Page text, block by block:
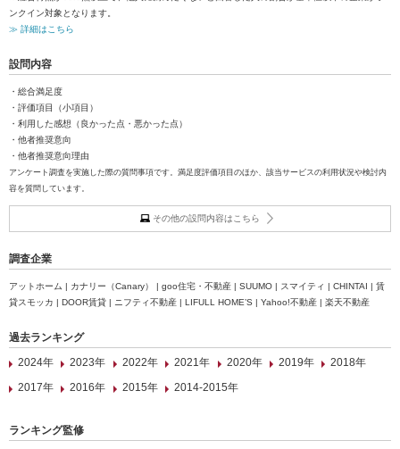
ンクイン対象となります。
≫ 詳細はこちら
設問内容
・総合満足度
・評価項目（小項目）
・利用した感想（良かった点・悪かった点）
・他者推奨意向
・他者推奨意向理由
アンケート調査を実施した際の質問事項です。満足度評価項目のほか、該当サービスの利用状況や検討内
容を質問しています。
その他の設問内容はこちら
調査企業
アットホーム | カナリー（Canary） | goo住宅・不動産 | SUUMO | スマイティ | CHINTAI | 賃
貸スモッカ | DOOR賃貸 | ニフティ不動産 | LIFULL HOME’S | Yahoo!不動産 | 楽天不動産
過去ランキング
2024年
2023年 2022年 2021年 2020年 2019年
2018年
2017年
2016年 2015年 2014-2015年
ランキング監修